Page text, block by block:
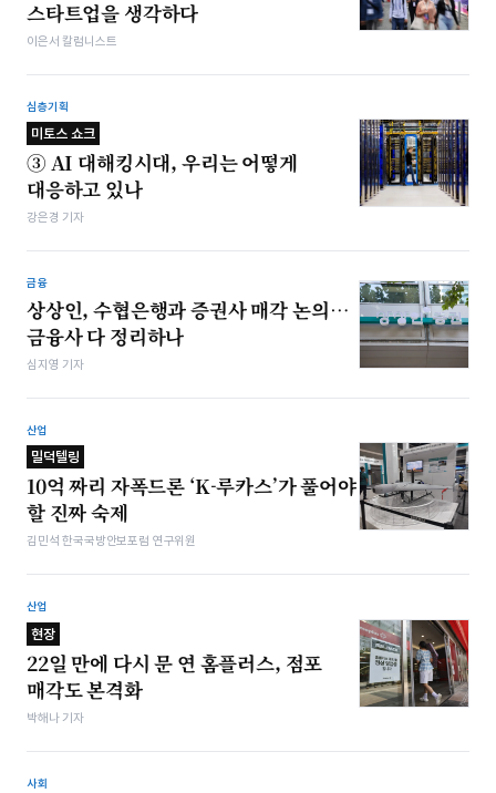
스타트업을 생각하다
이은서 칼럼니스트
심층기획
미토스 쇼크
③ AI 대해킹시대, 우리는 어떻게
대응하고 있나
강은경 기자
금융
상상인, 수협은행과 증권사 매각 논의…
금융사 다 정리하나
심지영 기자
산업
밀덕텔링
10억 짜리 자폭드론 ‘K-루카스’가 풀어야
할 진짜 숙제
김민석 한국국방안보포럼 연구위원
산업
현장
22일 만에 다시 문 연 홈플러스, 점포
매각도 본격화
박해나 기자
사회